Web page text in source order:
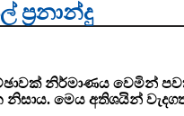
ප‍්‍රනාන්දු
නිර්මාණය වෙමින්
මෙය අතිශයින්